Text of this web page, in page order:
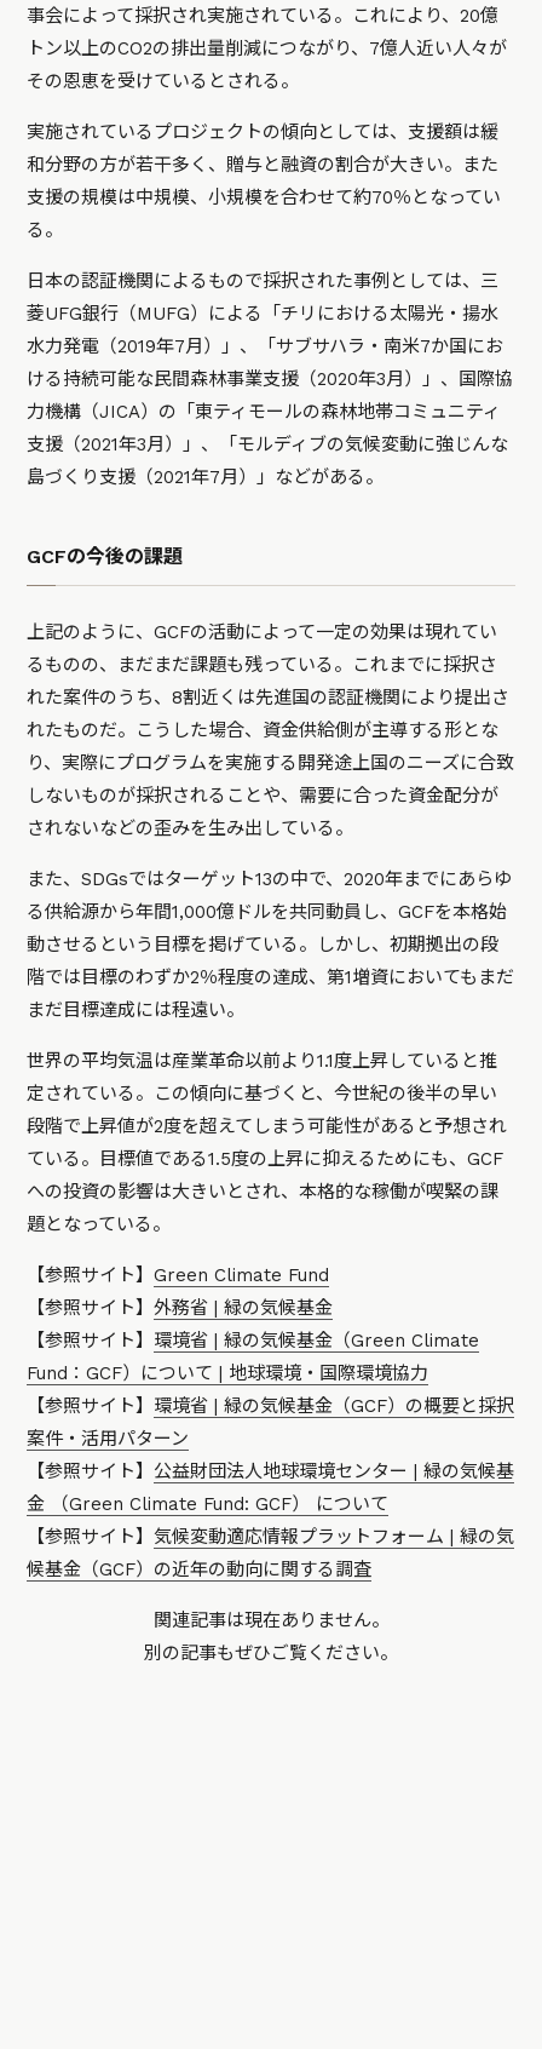
事会によって採択され実施されている。これにより、20億
トン以上のCO2の排出量削減につながり、7億人近い人々が
その恩恵を受けているとされる。
実施されているプロジェクトの傾向としては、支援額は緩
和分野の方が若干多く、贈与と融資の割合が大きい。また
支援の規模は中規模、小規模を合わせて約70％となってい
る。
日本の認証機関によるもので採択された事例としては、三
菱UFG銀行（MUFG）による「チリにおける太陽光・揚水
水力発電（2019年7月）」、「サブサハラ・南米7か国にお
ける持続可能な民間森林事業支援（2020年3月）」、国際協
力機構（JICA）の「東ティモールの森林地帯コミュニティ
支援（2021年3月）」、「モルディブの気候変動に強じんな
島づくり支援（2021年7月）」などがある。
GCFの今後の課題
上記のように、GCFの活動によって一定の効果は現れてい
るものの、まだまだ課題も残っている。これまでに採択さ
れた案件のうち、8割近くは先進国の認証機関により提出さ
れたものだ。こうした場合、資金供給側が主導する形とな
り、実際にプログラムを実施する開発途上国のニーズに合致
しないものが採択されることや、需要に合った資金配分が
されないなどの歪みを生み出している。
また、SDGsではターゲット13の中で、2020年までにあらゆ
る供給源から年間1,000億ドルを共同動員し、GCFを本格始
動させるという目標を掲げている。しかし、初期拠出の段
階では目標のわずか2％程度の達成、第1増資においてもまだ
まだ目標達成には程遠い。
世界の平均気温は産業革命以前より1.1度上昇していると推
定されている。この傾向に基づくと、今世紀の後半の早い
段階で上昇値が2度を超えてしまう可能性があると予想され
ている。目標値である1.5度の上昇に抑えるためにも、GCF
への投資の影響は大きいとされ、本格的な稼働が喫緊の課
題となっている。
【参照サイト】Green Climate Fund
【参照サイト】外務省 | 緑の気候基金
【参照サイト】 環境省 | 緑の気候基金（Green Climate
Fund：GCF）について | 地球環境・国際環境協力
【参照サイト】 環境省 | 緑の気候基金（GCF）の概要と採択
案件・活用パターン
【参照サイト】 公益財団法人地球環境センター | 緑の気候基
金 （Green Climate Fund: GCF） について
【参照サイト】気候変動適応情報プラットフォーム | 緑の気
候基金（GCF）の近年の動向に関する調査
関連記事は現在ありません。
別の記事もぜひご覧ください。